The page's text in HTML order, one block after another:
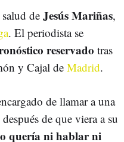
de Jesús Mariñas,
. El periodista se
reservado tras
y Cajal de Madrid.
de llamar a una
de que viera a su
quería ni hablar ni